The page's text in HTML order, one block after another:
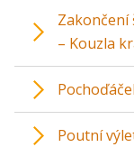
Zakončení
– Kouzla
Poutní